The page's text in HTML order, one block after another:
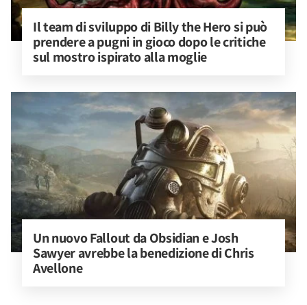
Il team di sviluppo di Billy the Hero si può
prendere a pugni in gioco dopo le critiche
sul mostro ispirato alla moglie
Un nuovo Fallout da Obsidian e Josh
Sawyer avrebbe la benedizione di Chris
Avellone